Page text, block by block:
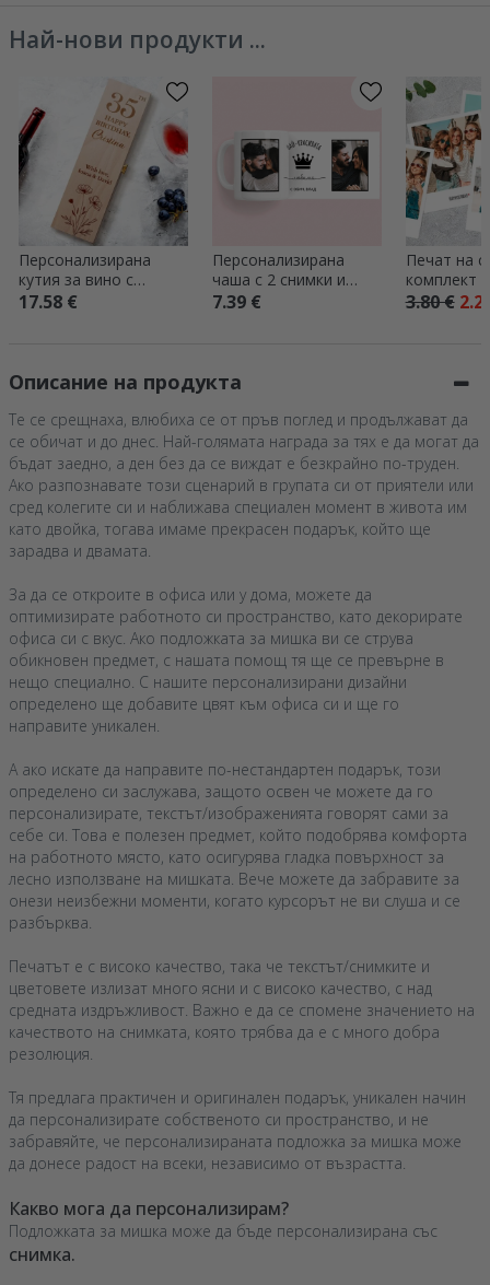
Най-нови продукти ...
Персонализирана
кутия за вино с
надпис за нея
17.58 €
Персонализирана
чаша с 2 снимки и
текст
7.39 €
Печат на
комплект
във
3.80 €
Описание на продукта
Те се срещнаха, влюбиха се от пръв поглед и продължават да
се обичат и до днес. Най-голямата награда за тях е да могат да
бъдат заедно, а ден без да се виждат е безкрайно по-труден.
Ако разпознавате този сценарий в групата си от приятели или
сред колегите си и наближава специален момент в живота им
като двойка, тогава имаме прекрасен подарък, който ще
зарадва и двамата.
За да се откроите в офиса или у дома, можете да
оптимизирате работното си пространство, като декорирате
офиса си с вкус. Ако подложката за мишка ви се струва
обикновен предмет, с нашата помощ тя ще се превърне в
нещо специално. С нашите персонализирани дизайни
определено ще добавите цвят към офиса си и ще го
направите уникален.
А ако искате да направите по-нестандартен подарък, този
определено си заслужава, защото освен че можете да го
персонализирате, текстът/изображенията говорят сами за
себе си. Това е полезен предмет, който подобрява комфорта
на работното място, като осигурява гладка повърхност за
лесно използване на мишката. Вече можете да забравите за
онези неизбежни моменти, когато курсорът не ви слуша и се
разбърква.
Печатът е с високо качество, така че текстът/снимките и
цветовете излизат много ясни и с високо качество, с над
средната издръжливост. Важно е да се спомене значението на
качеството на снимката, която трябва да е с много добра
резолюция.
Тя предлага практичен и оригинален подарък, уникален начин
да персонализирате собственото си пространство, и не
забравяйте, че персонализираната подложка за мишка може
да донесе радост на всеки, независимо от възрастта.
Какво мога да персонализирам?
Подложката за мишка може да бъде персонализирана със
снимка.